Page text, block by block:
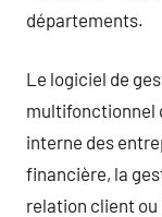
départements.
Le logiciel de
multifonctionnel
interne des
financière, la
relation client ou